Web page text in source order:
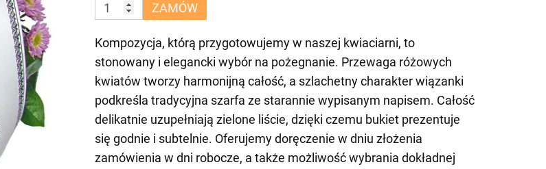
ZAMÓW
Kompozycja, którą przygotowujemy w naszej kwiaciarni, to
stonowany i elegancki wybór na pożegnanie. Przewaga różowych
kwiatów tworzy harmonijną całość, a szlachetny charakter wiązanki
podkreśla tradycyjna szarfa ze starannie wypisanym napisem. Całość
delikatnie uzupełniają zielone liście, dzięki czemu bukiet prezentuje
się godnie i subtelnie. Oferujemy doręczenie w dniu złożenia
zamówienia w dni robocze, a także możliwość wybrania dokładnej